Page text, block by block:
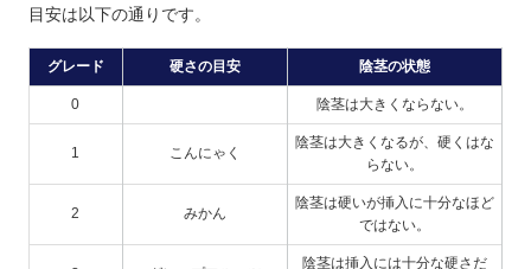
目安は以下の通りです。
グレード 硬さの目安 陰茎の状態
0 陰茎は大きくならない。
1 こんにゃく
陰茎は大きくなるが、硬くはな
らない。
2 みかん
陰茎は硬いが挿入に十分なほど
ではない。
陰茎は挿入には十分な硬さだ